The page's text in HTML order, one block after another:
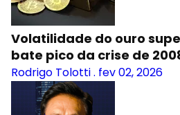
Volatilidade do ouro
bate pico da crise de
Rodrigo Tolotti. fev 02, 2026